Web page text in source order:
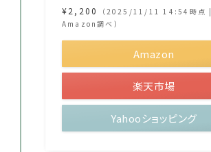
¥2,200
（2025/11/11 14:54時点 |
Amazon調べ）
Amazon
楽天市場
Yahooショッピング